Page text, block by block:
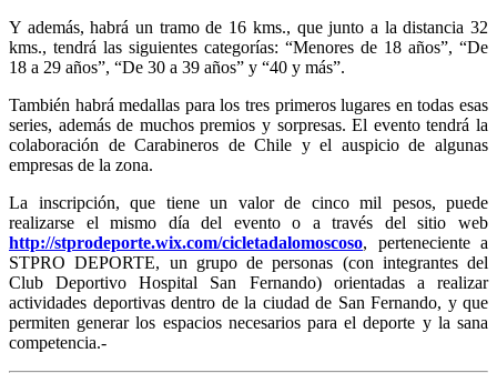
Y además, habrá un tramo de 16 kms., que junto a la distancia 32
kms., tendrá las siguientes categorías: “Menores de 18 años”, “De
18 a 29 años”, “De 30 a 39 años” y “40 y más”.
También habrá medallas para los tres primeros lugares en todas esas
series, además de muchos premios y sorpresas. El evento tendrá la
colaboración de Carabineros de Chile y el auspicio de algunas
empresas de la zona.
La inscripción, que tiene un valor de cinco mil pesos, puede
realizarse el mismo día del evento o a través del sitio web
http://stprodeporte.wix.com/cicletadalomoscoso, perteneciente a
STPRO DEPORTE, un grupo de personas (con integrantes del
Club Deportivo Hospital San Fernando) orientadas a realizar
actividades deportivas dentro de la ciudad de San Fernando, y que
permiten generar los espacios necesarios para el deporte y la sana
competencia.-